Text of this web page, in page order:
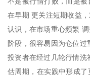
在早期 更关注短期收益
认识，在市场重心频繁
阶段，很容易因为仓位
投资者在经过几轮行情
估周期，在实践中形成